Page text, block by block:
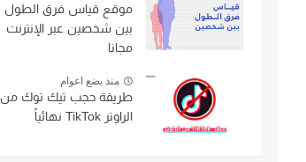
موقع قياس فرق الطول
بين شخصين عبر الإنترنت
مجانا
منذ بضع اعوام
طريقة حجب تيك توك من
الراوتر TikTok نهائياً